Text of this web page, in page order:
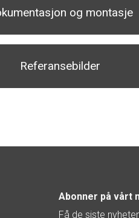
og montasje
Referansebilder
Abonner på vårt
Få de siste